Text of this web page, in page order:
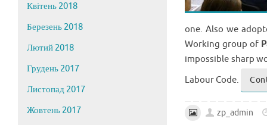
one. Also we
Working group of
impossible sharp
Labour Code.
zp_admin
Квітень 2018
Березень 2018
Лютий 2018
Грудень 2017
Листопад 2017
Жовтень 2017